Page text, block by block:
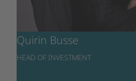
Quirin Busse
HEAD OF INVESTMENT